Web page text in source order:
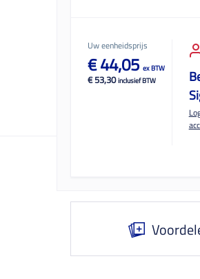
Uw eenheidsprijs
€ 53,30inclusief BTW
€ 44,05 ex BTW